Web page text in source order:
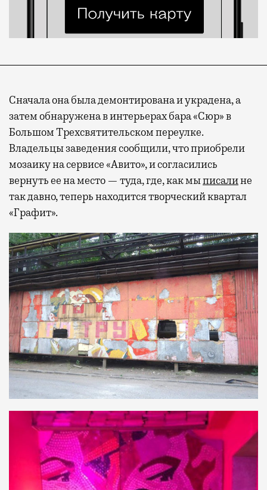
Сначала она была демонтирована и украдена, а
затем обнаружена в интерьерах бара «Сюр» в
Большом Трехсвятительском переулке.
Владельцы заведения сообщили, что приобрели
мозаику на сервисе «Авито», и согласились
вернуть ее на место — туда, где, как мыписалине
так давно, теперь находится творческий квартал
«Графит».